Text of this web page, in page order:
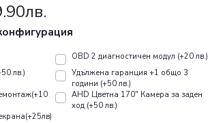
OBD 2 диагностичен модул (+20 лв.)
лв.)
Удължена гаранция +1 общо 3
години (+50 лв.)
AHD Цветна 170" Камера за заден
ход (+50 лв.)